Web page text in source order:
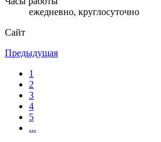
ежедневно, круглосуточно
Сайт
Предыдущая
1
2
3
4
5
...